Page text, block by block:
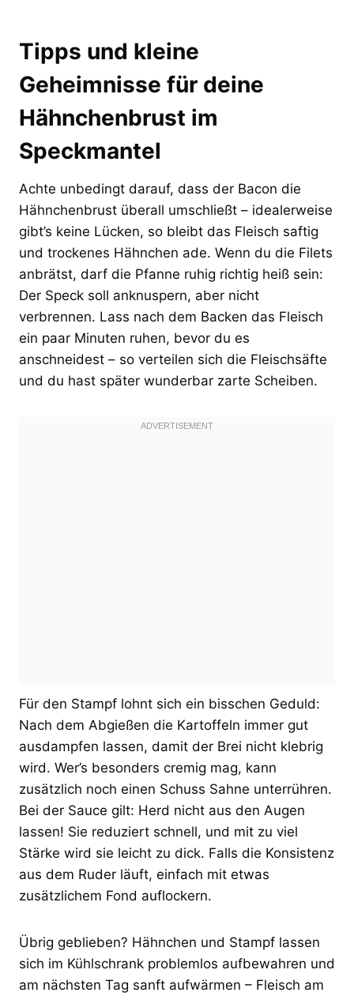
Tipps und kleine
Geheimnisse für deine
Hähnchenbrust im
Speckmantel
Achte unbedingt darauf, dass der Bacon die
Hähnchenbrust überall umschließt – idealerweise
gibt’s keine Lücken, so bleibt das Fleisch saftig
und trockenes Hähnchen ade. Wenn du die Filets
anbrätst, darf die Pfanne ruhig richtig heiß sein:
Der Speck soll anknuspern, aber nicht
verbrennen. Lass nach dem Backen das Fleisch
ein paar Minuten ruhen, bevor du es
anschneidest – so verteilen sich die Fleischsäfte
und du hast später wunderbar zarte Scheiben.
Für den Stampf lohnt sich ein bisschen Geduld:
Nach dem Abgießen die Kartoffeln immer gut
ausdampfen lassen, damit der Brei nicht klebrig
wird. Wer’s besonders cremig mag, kann
zusätzlich noch einen Schuss Sahne unterrühren.
Bei der Sauce gilt: Herd nicht aus den Augen
lassen! Sie reduziert schnell, und mit zu viel
Stärke wird sie leicht zu dick. Falls die Konsistenz
aus dem Ruder läuft, einfach mit etwas
zusätzlichem Fond auflockern.
Übrig geblieben? Hähnchen und Stampf lassen
sich im Kühlschrank problemlos aufbewahren und
am nächsten Tag sanft aufwärmen – Fleisch am